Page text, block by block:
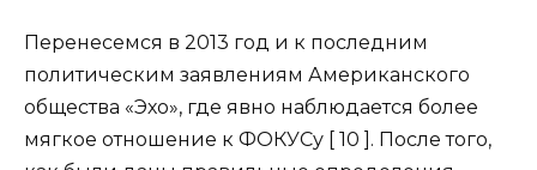
Перенесемся в 2013 год и к последним
политическим заявлениям Американского
общества «Эхо», где явно наблюдается более
мягкое отношение к ФОКУСу [ 10 ]. После того,